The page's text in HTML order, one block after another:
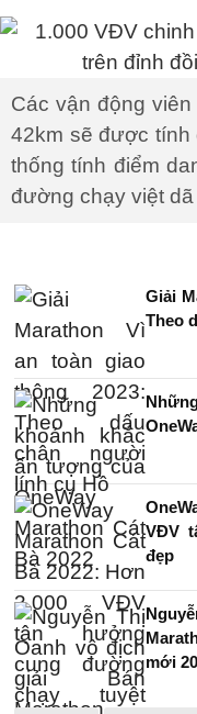
Các vận động
42km sẽ được tính
thống tính điểm
đường chạy việt
Giải
Theo
VĐV
đẹp
mới